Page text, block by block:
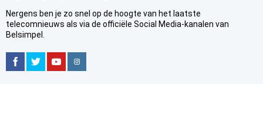
Nergens ben je zo snel op de hoogte van het laatste
telecomnieuws als via de officiële Social Media-kanalen van
Belsimpel.